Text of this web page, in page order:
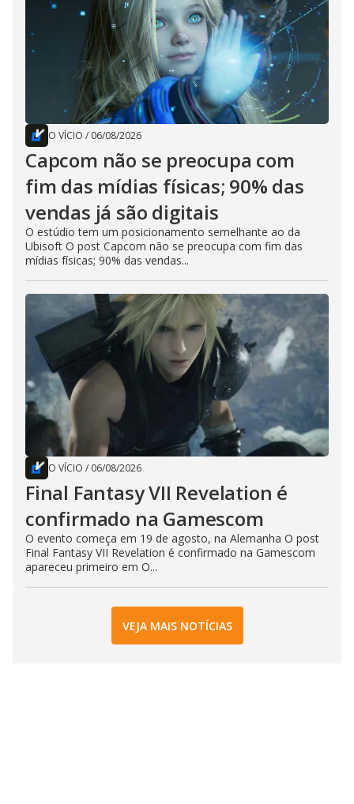
O VÍCIO / 06/08/2026
Capcom não se preocupa com
fim das mídias físicas; 90% das
vendas já são digitais
O estúdio tem um posicionamento semelhante ao da
Ubisoft O post Capcom não se preocupa com fim das
mídias físicas; 90% das vendas...
O VÍCIO / 06/08/2026
Final Fantasy VII Revelation é
confirmado na Gamescom
O evento começa em 19 de agosto, na Alemanha O post
Final Fantasy VII Revelation é confirmado na Gamescom
apareceu primeiro em O...
VEJA MAIS NOTÍCIAS